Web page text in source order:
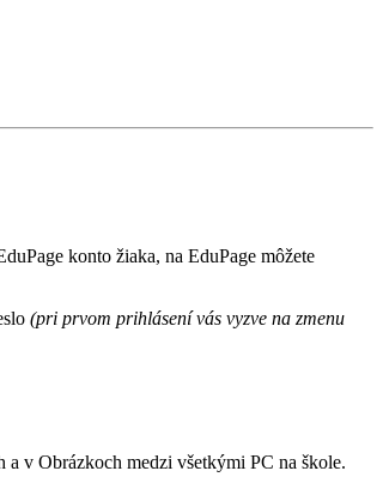
konto žiaka, na EduPage môžete
(pri prvom prihlásení vás vyzve na zmenu
a v Obrázkoch medzi všetkými PC na škole.